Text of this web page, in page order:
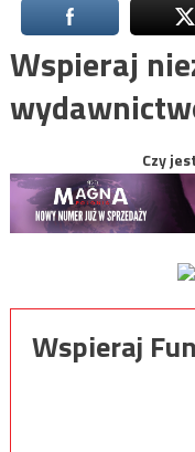
Wspieraj
Czy
Wspieraj